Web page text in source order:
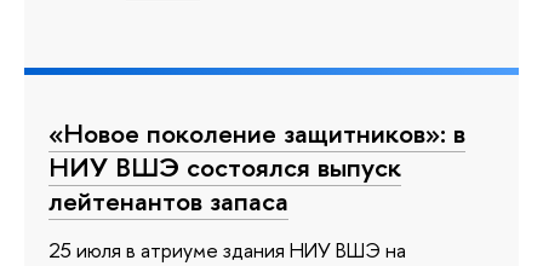
«Новое поколение защитников»: в
НИУ ВШЭ состоялся выпуск
лейтенантов запаса
25 июля в атриуме здания НИУ ВШЭ на